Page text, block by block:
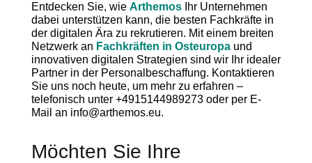
Entdecken Sie, wie ArthemosIhr Unternehmen
dabei unterstützen kann, die besten Fachkräfte in
der digitalen Ära zu rekrutieren. Mit einem breiten
Netzwerk an Fachkräften in Osteuropaund
innovativen digitalen Strategien sind wir Ihr idealer
Partner in der Personalbeschaffung. Kontaktieren
Sie uns noch heute, um mehr zu erfahren –
telefonisch unter +4915144989273 oder per E-
Mail an info@arthemos.eu.
Möchten Sie Ihre